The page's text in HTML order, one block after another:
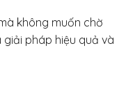
không muốn chờ
giải pháp hiệu quả và